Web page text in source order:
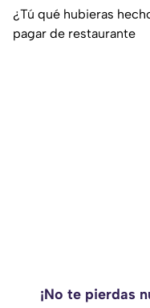
¿Tú qué hubieras
pagar de restaurante
¡No te pierdas